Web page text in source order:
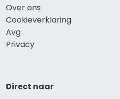
Over ons
Cookieverklaring
Avg
Privacy
Direct naar